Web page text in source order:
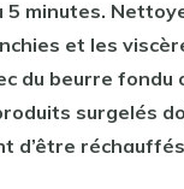
minutes.
et les
du beurre fondu
surgelés
d’être